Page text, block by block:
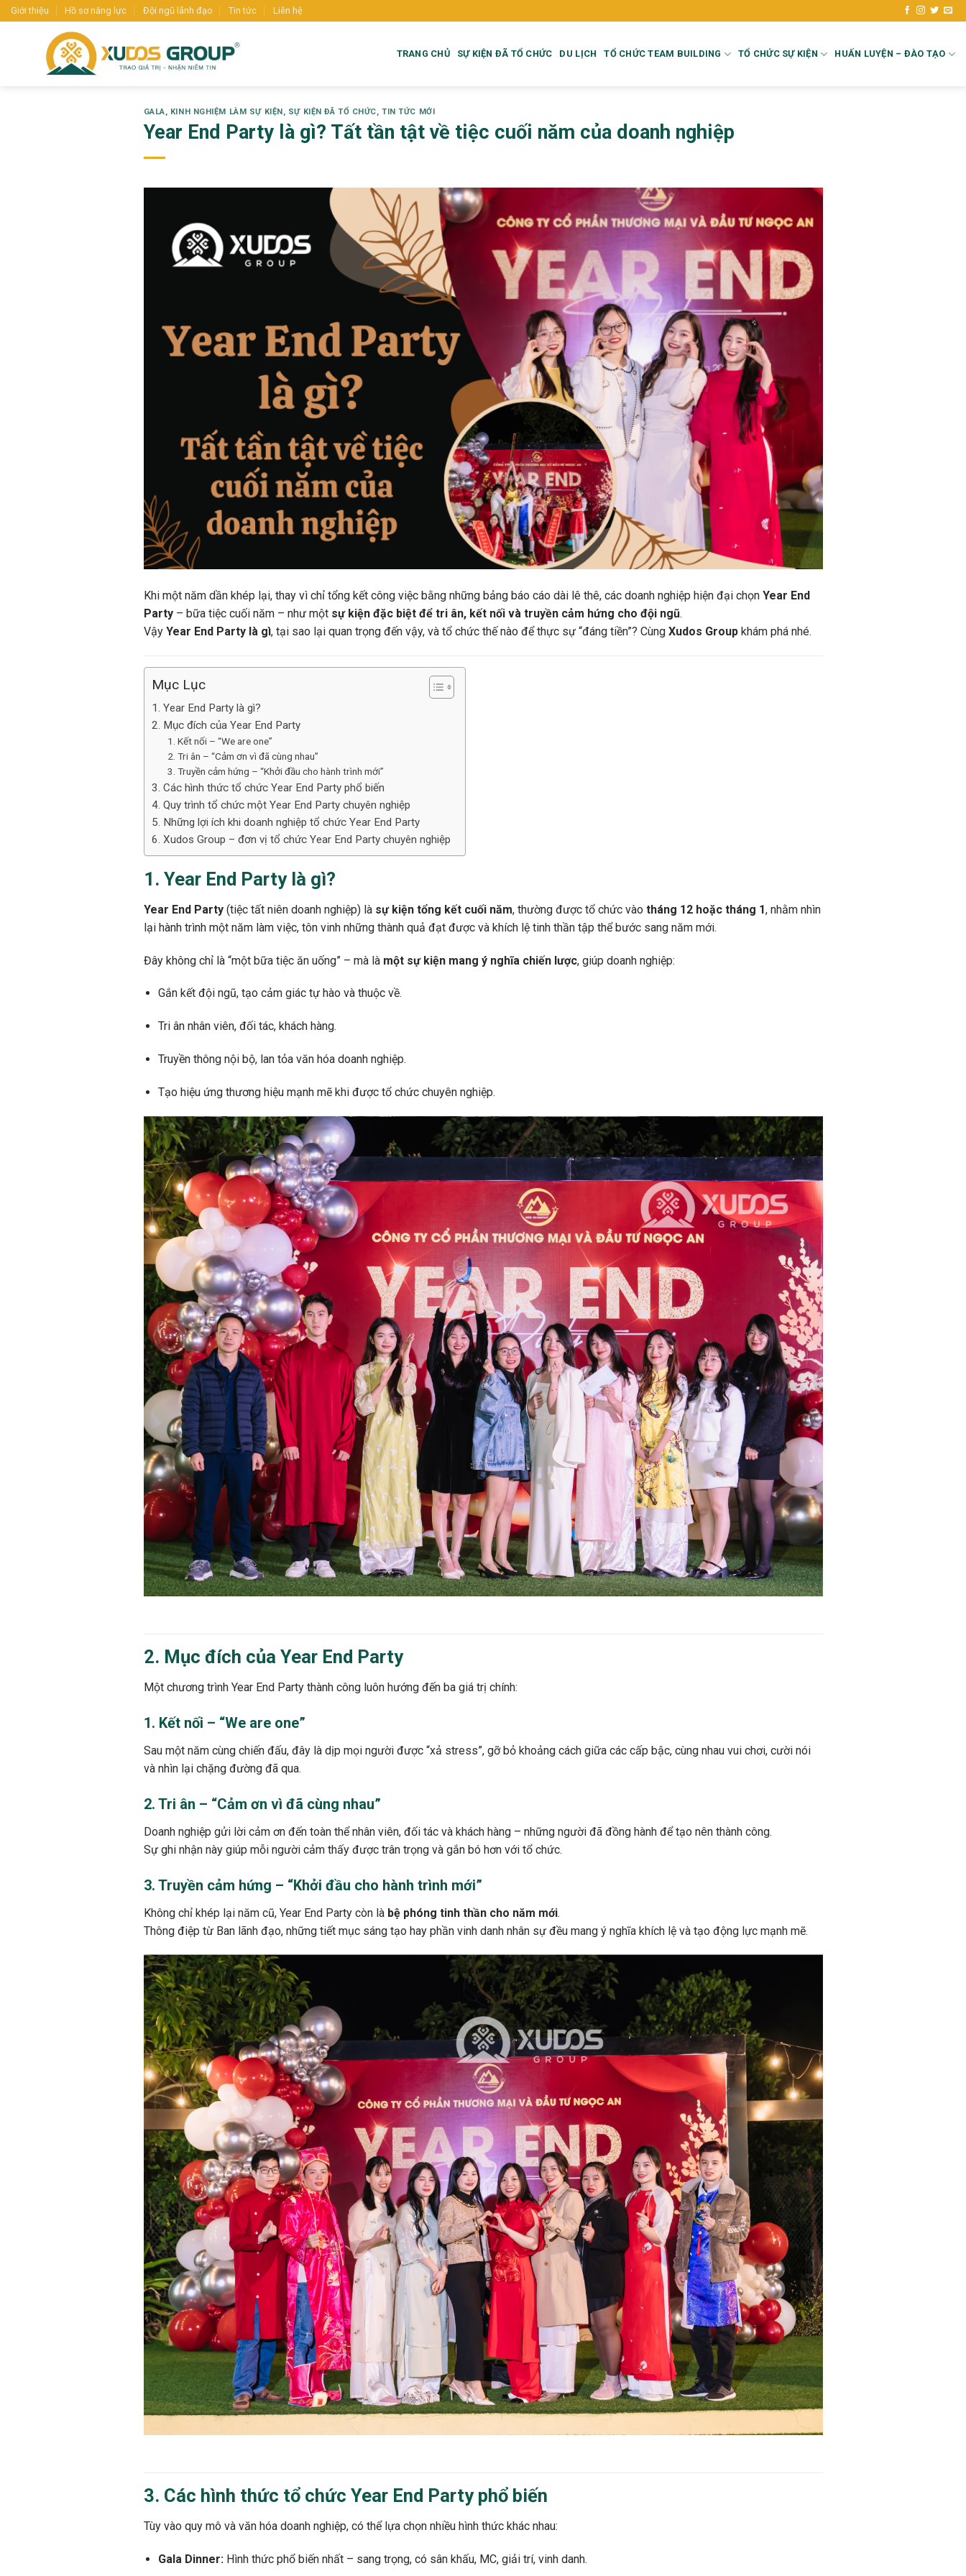
Skip
to
Giới thiệu Hồ sơ năng lực Đội ngũ lãnh đạo Tin tức Liên hệ
TRANG CHỦ SỰ KIỆN ĐÃ TỔ CHỨC DU LỊCH TỔ CHỨC TEAM BUILDING TỔ CHỨC SỰ KIỆN HUẤN LUYỆN – ĐÀO TẠO
GALA, KINH NGHIỆM LÀM SỰ KIỆN, SỰ KIỆN ĐÃ TỔ CHỨC,TIN TỨC MỚI
Year End Party là gì? Tất tần tật về tiệc cuối năm của doanh nghiệp
Khi một năm dần khép lại, thay vì chỉ tổng kết công việc bằng những bảng báo cáo dài lê thê, các doanh nghiệp hiện đại chọn Year End
Party– bữa tiệc cuối năm – như một sự kiện đặc biệt để tri ân, kết nối và truyền cảm hứng cho đội ngũ.
Vậy Year End Party là gì, tại sao lại quan trọng đến vậy, và tổ chức thế nào để thực sự “đáng tiền”? Cùng Xudos Groupkhám phá nhé.
Mục Lục
1. Year End Party là gì?
2. Mục đích của Year End Party
1. Kết nối – “We are one”
2. Tri ân – “Cảm ơn vì đã cùng nhau”
3. Truyền cảm hứng – “Khởi đầu cho hành trình mới”
3. Các hình thức tổ chức Year End Party phổ biến
4. Quy trình tổ chức một Year End Party chuyên nghiệp
5. Những lợi ích khi doanh nghiệp tổ chức Year End Party
6. Xudos Group – đơn vị tổ chức Year End Party chuyên nghiệp
1. Year End Party là gì?
Year End Party(tiệc tất niên doanh nghiệp) là sự kiện tổng kết cuối năm, thường được tổ chức vào tháng 12 hoặc tháng 1, nhằm nhìn
lại hành trình một năm làm việc, tôn vinh những thành quả đạt được và khích lệ tinh thần tập thể bước sang năm mới.
Đây không chỉ là “một bữa tiệc ăn uống” – mà là một sự kiện mang ý nghĩa chiến lược, giúp doanh nghiệp:
Gắn kết đội ngũ, tạo cảm giác tự hào và thuộc về.
Tri ân nhân viên, đối tác, khách hàng.
Truyền thông nội bộ, lan tỏa văn hóa doanh nghiệp.
Tạo hiệu ứng thương hiệu mạnh mẽ khi được tổ chức chuyên nghiệp.
2. Mục đích của Year End Party
Một chương trình Year End Party thành công luôn hướng đến ba giá trị chính:
1. Kết nối – “We are one”
Sau một năm cùng chiến đấu, đây là dịp mọi người được “xả stress”, gỡ bỏ khoảng cách giữa các cấp bậc, cùng nhau vui chơi, cười nói
và nhìn lại chặng đường đã qua.
2. Tri ân – “Cảm ơn vì đã cùng nhau”
Doanh nghiệp gửi lời cảm ơn đến toàn thể nhân viên, đối tác và khách hàng – những người đã đồng hành để tạo nên thành công.
Sự ghi nhận này giúp mỗi người cảm thấy được trân trọng và gắn bó hơn với tổ chức.
3. Truyền cảm hứng – “Khởi đầu cho hành trình mới”
Không chỉ khép lại năm cũ, Year End Party còn là bệ phóng tinh thần cho năm mới.
Thông điệp từ Ban lãnh đạo, những tiết mục sáng tạo hay phần vinh danh nhân sự đều mang ý nghĩa khích lệ và tạo động lực mạnh mẽ.
3. Các hình thức tổ chức Year End Party phổ biến
Tùy vào quy mô và văn hóa doanh nghiệp, có thể lựa chọn nhiều hình thức khác nhau:
Gala Dinner: Hình thức phổ biến nhất – sang trọng, có sân khấu, MC, giải trí, vinh danh.